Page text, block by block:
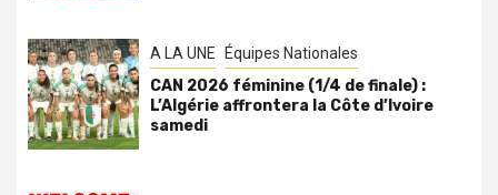
A LA UNE Équipes Nationales
CAN 2026 féminine (1/4 de finale) :
L’Algérie affrontera la Côte d’Ivoire
samedi